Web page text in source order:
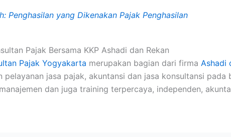
Penghasilan yang Dikenakan Pajak Penghasilan
Pajak Bersama KKP Ashadi dan Rekan
Pajak Yogyakarta merupakan bagian dari firma Ashadi
pelayanan jasa pajak, akuntansi dan jasa konsultansi pada
dan juga training terpercaya, independen,